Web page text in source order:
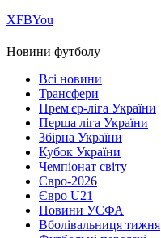
ХFBYou
Новини футболу
Всі новини
Трансфери
Прем'єр-ліга України
Перша ліга України
Збірна України
Кубок України
Чемпіонат світу
Євро-2026
Євро U21
Новини УЄФА
Вболівальниця тижня